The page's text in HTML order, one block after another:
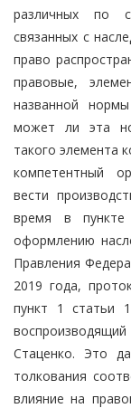
различных по
связанных с
право
правовые,
названной
может ли эта
такого элемента
компетентный
вести
время в пункте
оформлению
Правления
2019 года,
пункт 1 статьи
Стаценко. Это
толкования
влияние на